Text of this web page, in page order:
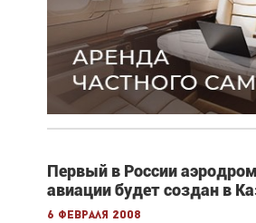
Первый в России
авиации будет создан в
6 февраля 2008